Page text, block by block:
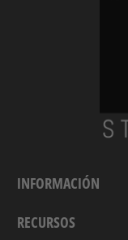
INFORMACIÓN
RECURSOS